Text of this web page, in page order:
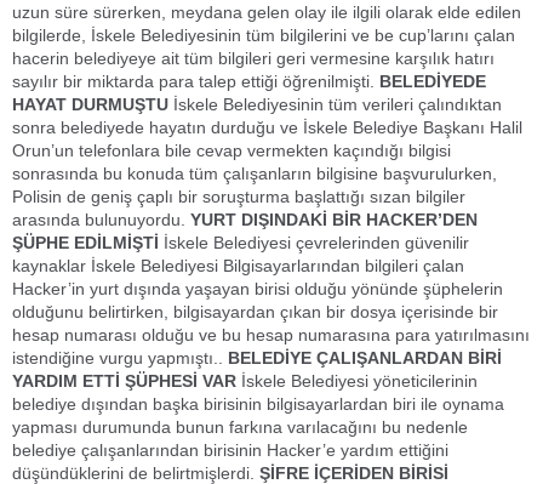
uzun süre sürerken, meydana gelen olay ile ilgili olarak elde edilen
bilgilerde, İskele Belediyesinin tüm bilgilerini ve be cup’larını çalan
hacerin belediyeye ait tüm bilgileri geri vermesine karşılık hatırı
sayılır bir miktarda para talep ettiği öğrenilmişti. BELEDİYEDE
HAYAT DURMUŞTU İskele Belediyesinin tüm verileri çalındıktan
sonra belediyede hayatın durduğu ve İskele Belediye Başkanı Halil
Orun’un telefonlara bile cevap vermekten kaçındığı bilgisi
sonrasında bu konuda tüm çalışanların bilgisine başvurulurken,
Polisin de geniş çaplı bir soruşturma başlattığı sızan bilgiler
arasında bulunuyordu. YURT DIŞINDAKİ BİR HACKER’DEN
ŞÜPHE EDİLMİŞTİ İskele Belediyesi çevrelerinden güvenilir
kaynaklar İskele Belediyesi Bilgisayarlarından bilgileri çalan
Hacker’in yurt dışında yaşayan birisi olduğu yönünde şüphelerin
olduğunu belirtirken, bilgisayardan çıkan bir dosya içerisinde bir
hesap numarası olduğu ve bu hesap numarasına para yatırılmasını
istendiğine vurgu yapmıştı.. BELEDİYE ÇALIŞANLARDAN BİRİ
YARDIM ETTİ ŞÜPHESİ VAR İskele Belediyesi yöneticilerinin
belediye dışından başka birisinin bilgisayarlardan biri ile oynama
yapması durumunda bunun farkına varılacağını bu nedenle
belediye çalışanlarından birisinin Hacker’e yardım ettiğini
düşündüklerini de belirtmişlerdi. ŞİFRE İÇERİDEN BİRİSİ